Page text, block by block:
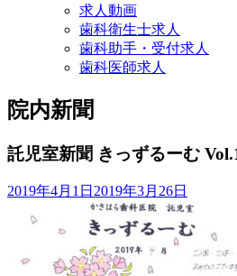
求人動画
歯科衛生士求人
歯科助手・受付求人
歯科医師求人
院内新聞
託児室新聞 きっずるーむ
2019年4月1日 2019年3月26日